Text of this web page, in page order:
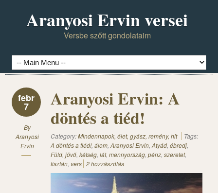
Aranyosi Ervin versei
Versbe szőtt gondolataim
febr
7
By
Aranyosi
Ervin
Aranyosi Ervin: A
döntés a tiéd!
Category:Mindennapok, élet, gyász, remény, hit
Tags:
A döntés a tiéd!, álom, Aranyosi Ervin, Atyád, ébredj,
Füld, jövő, kétség, lát, mennyország, pénz, szeretet,
tisztán, vers 2 hozzászólás